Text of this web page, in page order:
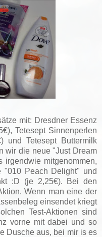
mit: Dresdner Essenz
Tetesept Sinnenperlen
und Tetesept Buttermilk
wir die neue "Just Dream
irgendwie mitgenommen,
Peach Delight" und
:D (je 2,25€). Bei den
Wenn man eine der
einsendet kriegt
Test-Aktionen sind
vorne mit dabei und so
Dusche aus, bei mir is es